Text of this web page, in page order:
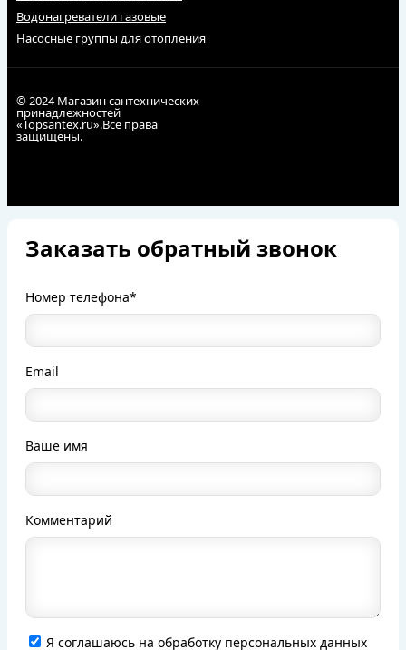
Водонагреватели газовые
Насосные группы для отопления
© 2024 Магазин сантехнических
принадлежностей
«Topsantex.ru».Все права
защищены.
Заказать обратный звонок
Номер телефона*
Email
Ваше имя
Комментарий
Я соглашаюсь на обработку персональных данных